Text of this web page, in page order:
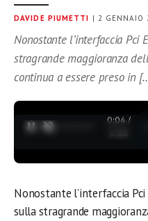
DAVIDE PIUMETTI | 2 GENNAIO
Nonostante l’interfaccia Pci
stragrande maggioranza
continua a essere preso in
0:04 /
3:35
Nonostante l’interfaccia
sulla stragrande